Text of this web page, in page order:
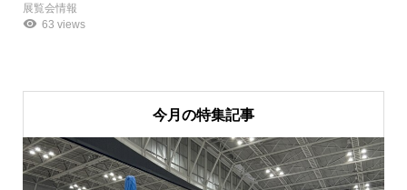
展覧会情報
63 views
今月の特集記事